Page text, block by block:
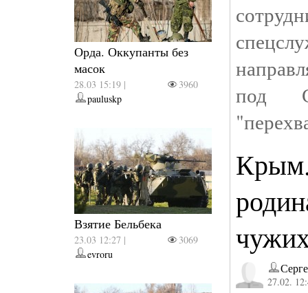
Орда. Оккупанты без
масок
28.03 15:19 |
3960
pauluskp
Взятие Бельбека
23.03 12:27 |
3069
evroru
под
27.02.